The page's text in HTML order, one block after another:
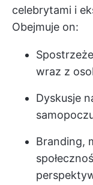
celebrytami i
Obejmuje on:
wraz z
Dyskusje
Branding,